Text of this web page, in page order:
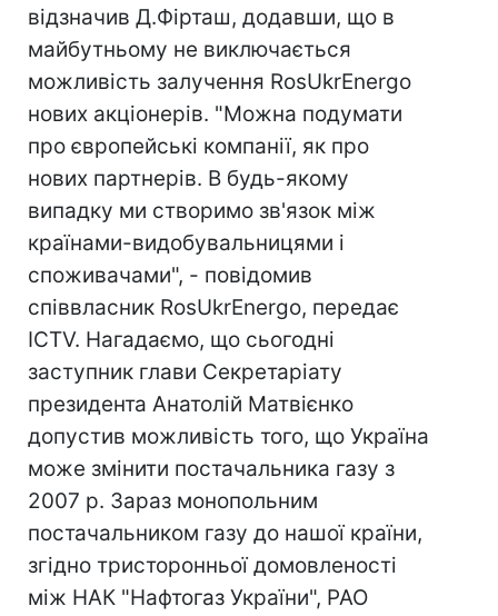
відзначив Д.Фірташ, додавши, що в
майбутньому не виключається
можливість залучення RosUkrEnergo
нових акціонерів. "Можна подумати
про європейські компанії, як про
нових партнерів. В будь-якому
випадку ми створимо зв'язок між
країнами-видобувальницями і
споживачами", - повідомив
співвласник RosUkrEnergo, передає
ICTV. Нагадаємо, що сьогодні
заступник глави Секретаріату
президента Анатолій Матвієнко
допустив можливість того, що Україна
може змінити постачальника газу з
2007 р. Зараз монопольним
постачальником газу до нашої країни,
згідно тристоронньої домовленості
між НАК "Нафтогаз України", РАО